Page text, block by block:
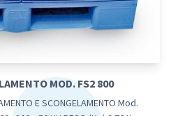
MOD. FS2 800
E SCONGELAMENTO Mod.